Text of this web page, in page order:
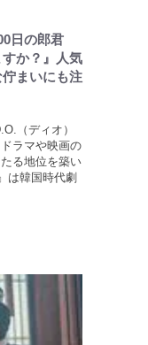
日の郎君
か？』人気
まいにも注
（ディオ）
ラマや映画の
る地位を築い
は韓国時代劇